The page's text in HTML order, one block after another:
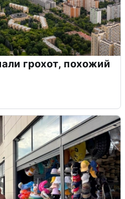
грохот, похожий